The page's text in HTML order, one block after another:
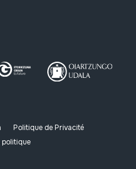
Politique de Privacité
politique